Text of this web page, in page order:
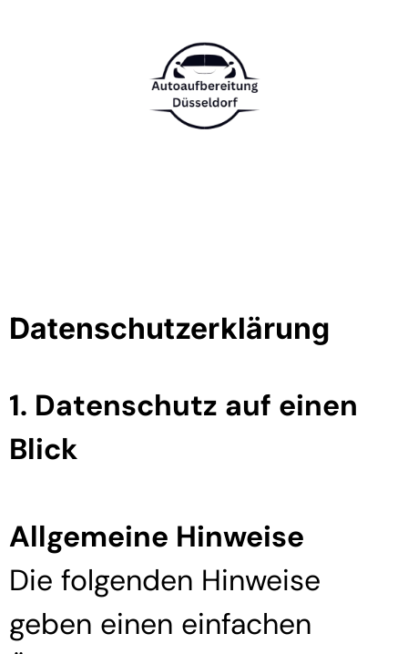
Datenschutzerklärung
1. Datenschutz auf einen
Blick
Allgemeine Hinweise
Die folgenden Hinweise
geben einen einfachen